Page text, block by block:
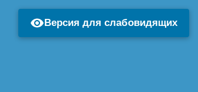
Версия для слабовидящих